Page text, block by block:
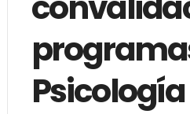
Psicología